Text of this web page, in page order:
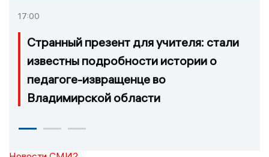
17:00
Странный презент для учителя: стали
известны подробности истории о
педагоге-извращенце во
Владимирской области